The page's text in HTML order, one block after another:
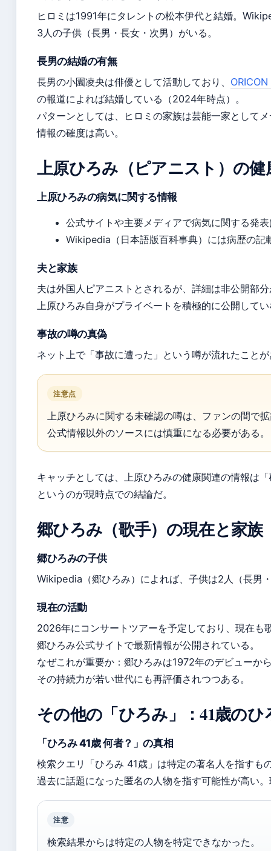
ヒロミは1991年にタレントの松本伊代と結婚。
3人の子供（長男・長女・次男）がいる。
長男の結婚の有無
長男の小園凌央は俳優として活動しており、
の報道によれば結婚している（2024年時点）。
パターンとしては、ヒロミの家族は芸能一家として
情報の確度は高い。
上原ひろみ（ピアニスト）の健
上原ひろみの病気に関する情報
公式サイトや主要メディアで病気に関する発
Wikipedia（日本語版百科事典）には病歴の記
夫と家族
夫は外国人ピアニストとされるが、詳細は非公開部
上原ひろみ自身がプライベートを積極的に公開して
事故の噂の真偽
ネット上で「事故に遭った」という噂が流れたこと
注意点
上原ひろみに関する未確認の噂は、ファンの間で
公式情報以外のソースには慎重になる必要がある。
キャッチとしては、上原ひろみの健康関連の情報は
というのが現時点での結論だ。
郷ひろみ（歌手）の現在と家族
郷ひろみの子供
Wikipedia（郷ひろみ）によれば、子供は2人（長男
現在の活動
2026年にコンサートツアーを予定しており、現在も
郷ひろみ公式サイトで最新情報が公開されている。
なぜこれが重要か：郷ひろみは1972年のデビューか
その持続力が若い世代にも再評価されつつある。
その他の「ひろみ」：41歳の
「ひろみ 41歳 何者？」の真相
検索クエリ「ひろみ 41歳」は特定の著名人を指すも
過去に話題になった匿名の人物を指す可能性が高い
注意
検索結果からは特定の人物を特定できなかった。